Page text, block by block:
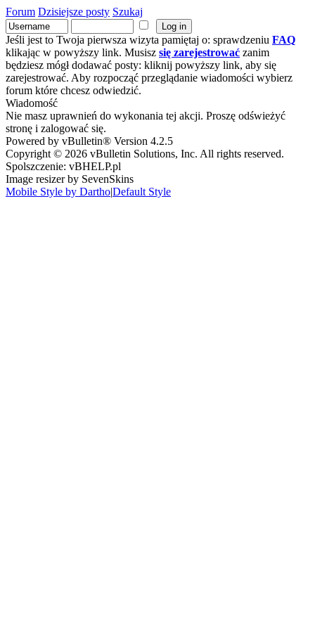
Forum Dzisiejsze posty Szukaj
Jeśli jest to Twoja pierwsza wizyta pamiętaj o: sprawdzeniu FAQ
klikając w powyższy link. Musisz się zarejestrować zanim
będziesz mógł dodawać posty: kliknij powyższy link, aby się
zarejestrować. Aby rozpocząć przeglądanie wiadomości wybierz
forum które chcesz odwiedzić.
Wiadomość
Nie masz uprawnień do wykonania tej akcji. Proszę odświeżyć
stronę i zalogować się.
Powered by vBulletin® Version 4.2.5
Copyright © 2026 vBulletin Solutions, Inc. All rights reserved.
Spolszczenie: vBHELP.pl
Image resizer by SevenSkins
Mobile Style by Dartho|Default Style